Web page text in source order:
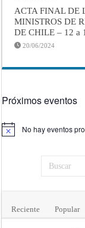
ACTA FINAL DE
MINISTROS DE
DE CHILE – 12 a
20/06/2024
Próximos eventos
Aviso No hay eventos
Reciente Popular